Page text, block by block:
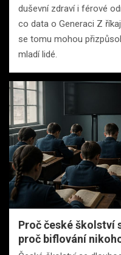
duševní zdraví i férové
co data o Generaci Z
se tomu mohou
mladí lidé.
Proč české školství
proč biflování